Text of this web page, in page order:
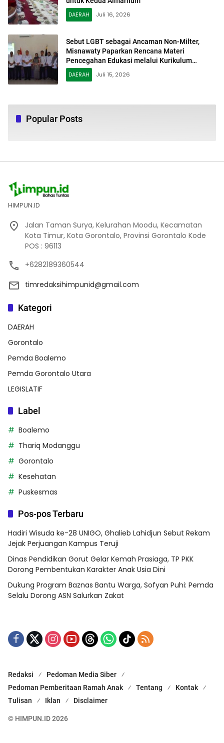
DAERAH
Juli 16, 2026
Sebut LGBT sebagai Ancaman Non-Milter,
Misnawaty Paparkan Rencana Materi
Pencegahan Edukasi melalui Kurikulum
Sekolah
DAERAH Juli 15, 2026
Popular Posts
HIMPUN.ID
Jalan Taman Surya, Kelurahan Moodu, Kecamatan
Kota Timur, Kota Gorontalo, Provinsi Gorontalo Kode
POS : 96113
+6282189360544
timredaksihimpunid@gmail.com
Kategori
DAERAH
Gorontalo
Pemda Boalemo
Pemda Gorontalo Utara
LEGISLATIF
Label
Boalemo
Thariq Modanggu
Gorontalo
Kesehatan
Puskesmas
Pos-pos Terbaru
Hadiri Wisuda ke-28 UNIGO, Ghalieb Lahidjun Sebut Rekam
Jejak Perjuangan Kampus Teruji
Dinas Pendidikan Gorut Gelar Kemah Prasiaga, TP PKK
Dorong Pembentukan Karakter Anak Usia Dini
Dukung Program Baznas Bantu Warga, Sofyan Puhi: Pemda
Selalu Dorong ASN Salurkan Zakat
Redaksi
Pedoman Media Siber
Pedoman Pemberitaan Ramah Anak
Tentang
Kontak
Tulisan
Iklan Disclaimer
© HIMPUN.ID 2026